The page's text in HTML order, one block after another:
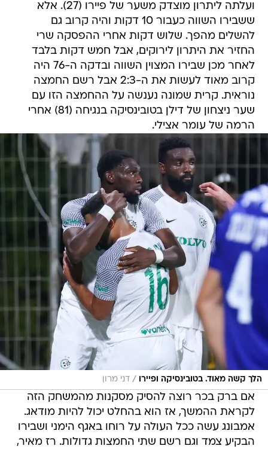
ועלתה ליתרון מוצדק משער של פיירו (27). אלא
ששבירו השווה כעבור 10 דקות והיה קרוב גם
להשלים מהפך. שלוש דקות אחרי ההפסקה שרי
החזיר את היתרון לירוקים, אבל חמש דקות בלבד
לאחר מכן שבירו המצוין השווה ובדקה ה-76 היה
קרוב מאוד לעשות את ה-2:3 אבל רשם החמצה
נוראית. קרית שמונה נענשה על ההחמצה הזו עם
שער ניצחון של דילן בטובינסיקה בנגיחה (81) אחרי
הרמה של עומר אצילי.
הלך קשה מאוד. בטובינסיקה ופיירו / דני מרון
אם ברק בכר רוצה להסיק מסקנות מהמשחק הזה
לקראת ההמשך, אז הוא בהחלט יכול להיות מודאג.
אמבונג עשה ככל העולה על רוחו באגף הימני ושבירו
הבקיע צמד וגם רשם שתי החמצות גדולות. רז מאיר,